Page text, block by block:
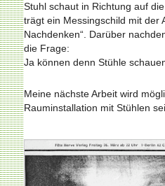
Stuhl schaut in Richtung auf
trägt ein Messingschild mit der
Nachdenken“. Darüber
die Frage:
Ja können denn Stühle
Meine nächste Arbeit wird
Rauminstallation mit Stühlen